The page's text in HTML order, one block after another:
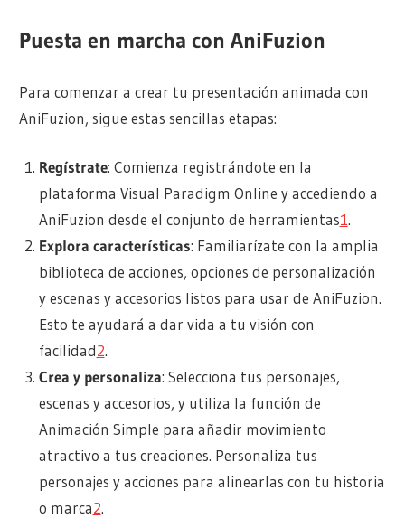
Puesta en marcha con AniFuzion
Para comenzar a crear tu presentación animada con
AniFuzion, sigue estas sencillas etapas:
Regístrate: Comienza registrándote en la
plataforma Visual Paradigm Online y accediendo a
AniFuzion desde el conjunto de herramientas1.
Explora características: Familiarízate con la amplia
biblioteca de acciones, opciones de personalización
y escenas y accesorios listos para usar de AniFuzion.
Esto te ayudará a dar vida a tu visión con
facilidad2.
Crea y personaliza: Selecciona tus personajes,
escenas y accesorios, y utiliza la función de
Animación Simple para añadir movimiento
atractivo a tus creaciones. Personaliza tus
personajes y acciones para alinearlas con tu historia
o marca2.